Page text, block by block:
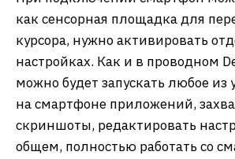
как сенсорная площадка для
курсора, нужно активировать
настройках. Как и в проводном
можно будет запускать любое из
на смартфоне приложений,
скриншоты, редактировать
общем, полностью работать со